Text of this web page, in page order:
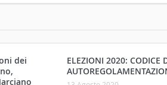
dei
ELEZIONI 2020: CODICE